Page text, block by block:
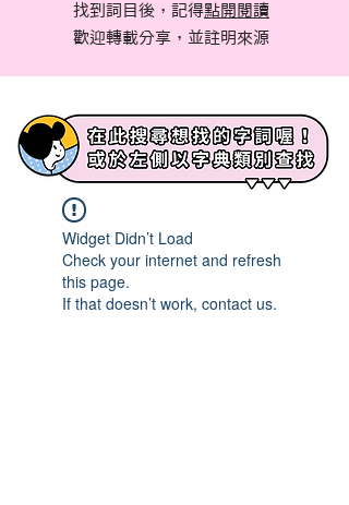
找到詞目後，記得點開閱讀
​歡迎轉載分享，並註明來源
Widget Didn’t Load
Check your internet and refresh
this page.
If that doesn’t work, contact us.